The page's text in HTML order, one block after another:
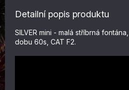
Detailní popis produktu
SILVER mini - malá stříbrná
dobu 60s, CAT F2.